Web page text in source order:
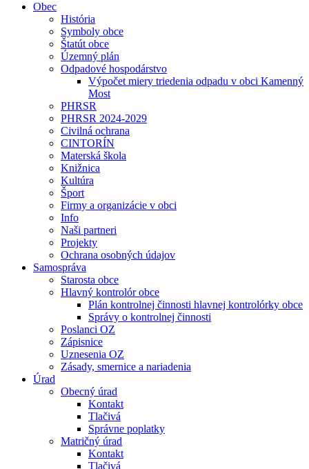
Obec
História
Symboly obce
Štatút obce
Územný plán
Odpadové hospodárstvo
Výpočet miery triedenia odpadu v obci Kamenný
Most
PHRSR
PHRSR 2024-2029
Civilná ochrana
CINTORÍN
Materská škola
Knižnica
Kultúra
Šport
Firmy a organizácie v obci
Info
Naši partneri
Projekty
Ochrana osobných údajov
Samospráva
Starosta obce
Hlavný kontrolór obce
Plán kontrolnej činnosti hlavnej kontrolórky obce
Správy o kontrolnej činnosti
Poslanci OZ
Zápisnice
Uznesenia OZ
Zásady, smernice a nariadenia
Úrad
Obecný úrad
Kontakt
Tlačivá
Správne poplatky
Matričný úrad
Kontakt
Tlačivá